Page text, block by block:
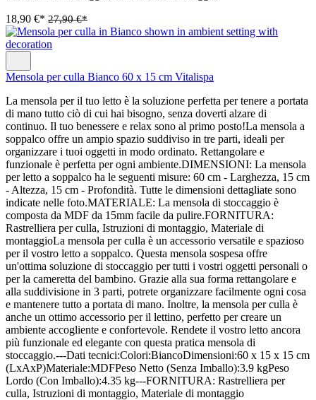
18,90 €* 27,90 €*
Mensola per culla Bianco 60 x 15 cm Vitalispa
La mensola per il tuo letto è la soluzione perfetta per tenere a portata
di mano tutto ciò di cui hai bisogno, senza doverti alzare di
continuo. Il tuo benessere e relax sono al primo posto!La mensola a
soppalco offre un ampio spazio suddiviso in tre parti, ideali per
organizzare i tuoi oggetti in modo ordinato. Rettangolare e
funzionale è perfetta per ogni ambiente.DIMENSIONI: La mensola
per letto a soppalco ha le seguenti misure: 60 cm - Larghezza, 15 cm
- Altezza, 15 cm - Profondità. Tutte le dimensioni dettagliate sono
indicate nelle foto.MATERIALE: La mensola di stoccaggio è
composta da MDF da 15mm facile da pulire.FORNITURA:
Rastrelliera per culla, Istruzioni di montaggio, Materiale di
montaggioLa mensola per culla è un accessorio versatile e spazioso
per il vostro letto a soppalco. Questa mensola sospesa offre
un'ottima soluzione di stoccaggio per tutti i vostri oggetti personali o
per la cameretta del bambino. Grazie alla sua forma rettangolare e
alla suddivisione in 3 parti, potrete organizzare facilmente ogni cosa
e mantenere tutto a portata di mano. Inoltre, la mensola per culla è
anche un ottimo accessorio per il lettino, perfetto per creare un
ambiente accogliente e confortevole. Rendete il vostro letto ancora
più funzionale ed elegante con questa pratica mensola di
stoccaggio.---Dati tecnici:Colori:BiancoDimensioni:60 x 15 x 15 cm
(LxAxP)Materiale:MDFPeso Netto (Senza Imballo):3.9 kgPeso
Lordo (Con Imballo):4.35 kg---FORNITURA: Rastrelliera per
culla, Istruzioni di montaggio, Materiale di montaggio